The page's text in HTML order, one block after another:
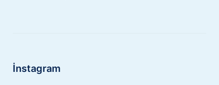
İnstagram